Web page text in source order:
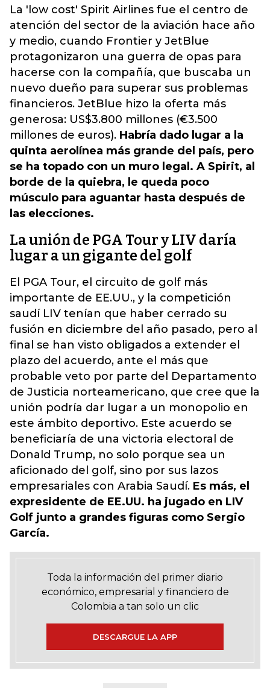
La 'low cost' Spirit Airlines fue el centro de
atención del sector de la aviación hace año
y medio, cuando Frontier y JetBlue
protagonizaron una guerra de opas para
hacerse con la compañía, que buscaba un
nuevo dueño para superar sus problemas
financieros. JetBlue hizo la oferta más
generosa: US$3.800 millones (€3.500
millones de euros). Habría dado lugar a la
quinta aerolínea más grande del país, pero
se ha topado con un muro legal. A Spirit, al
borde de la quiebra, le queda poco
músculo para aguantar hasta después de
las elecciones.
La unión de PGA Tour y LIV daría
lugar a un gigante del golf
El PGA Tour, el circuito de golf más
importante de EE.UU., y la competición
saudí LIV tenían que haber cerrado su
fusión en diciembre del año pasado, pero al
final se han visto obligados a extender el
plazo del acuerdo, ante el más que
probable veto por parte del Departamento
de Justicia norteamericano, que cree que la
unión podría dar lugar a un monopolio en
este ámbito deportivo. Este acuerdo se
beneficiaría de una victoria electoral de
Donald Trump, no solo porque sea un
aficionado del golf, sino por sus lazos
empresariales con Arabia Saudí. Es más, el
expresidente de EE.UU. ha jugado en LIV
Golf junto a grandes figuras como Sergio
García.
Toda la información del primer diario
económico, empresarial y financiero de
Colombia a tan solo un clic
DESCARGUE LA APP